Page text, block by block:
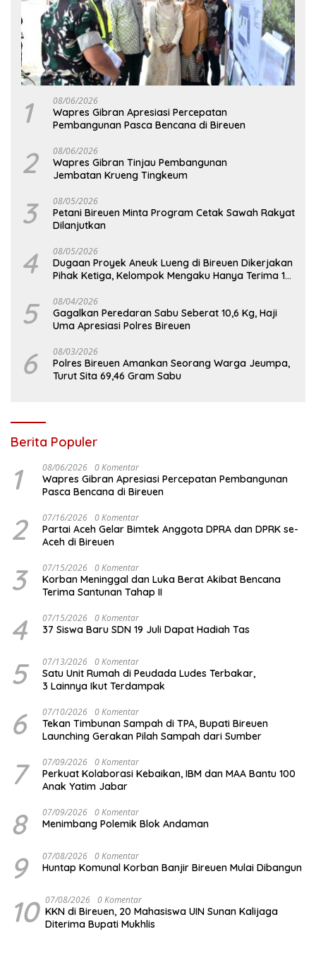
1 08/06/2026
Wapres Gibran Apresiasi Percepatan
Pembangunan Pasca Bencana di Bireuen
2 08/06/2026
Wapres Gibran Tinjau Pembangunan
Jembatan Krueng Tingkeum
3 08/05/2026
Petani Bireuen Minta Program Cetak Sawah Rakyat
Dilanjutkan
4 08/05/2026
Dugaan Proyek Aneuk Lueng di Bireuen Dikerjakan
Pihak Ketiga, Kelompok Mengaku Hanya Terima 10
5 08/04/2026
Gagalkan Peredaran Sabu Seberat 10,6 Kg, Haji
Uma Apresiasi Polres Bireuen
6 08/03/2026
Polres Bireuen Amankan Seorang Warga Jeumpa,
Turut Sita 69,46 Gram Sabu
Berita Populer
1 08/06/2026 0 Komentar
Wapres Gibran Apresiasi Percepatan Pembangunan
Pasca Bencana di Bireuen
2 07/16/2026 0 Komentar
Partai Aceh Gelar Bimtek Anggota DPRA dan DPRK se-
Aceh di Bireuen
3 07/15/2026 0 Komentar
Korban Meninggal dan Luka Berat Akibat Bencana
Terima Santunan Tahap II
4 07/15/2026 0 Komentar
37 Siswa Baru SDN 19 Juli Dapat Hadiah Tas
5 07/13/2026 0 Komentar
Satu Unit Rumah di Peudada Ludes Terbakar,
3 Lainnya Ikut Terdampak
6 07/10/2026 0 Komentar
Tekan Timbunan Sampah di TPA, Bupati Bireuen
Launching Gerakan Pilah Sampah dari Sumber
7 07/09/2026 0 Komentar
Perkuat Kolaborasi Kebaikan, IBM dan MAA Bantu 100
Anak Yatim Jabar
8 07/09/2026 0 Komentar
Menimbang Polemik Blok Andaman
9 07/08/2026 0 Komentar
Huntap Komunal Korban Banjir Bireuen Mulai Dibangun
10 07/08/2026 0 Komentar
KKN di Bireuen, 20 Mahasiswa UIN Sunan Kalijaga